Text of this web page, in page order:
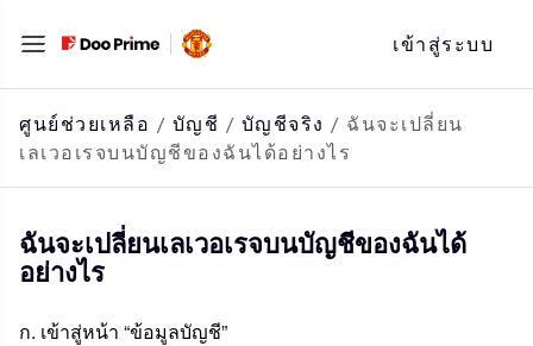
ไป
ที่
เนื้อหา
เข้าสู่ระบบ
ศูนย์ช่วยเหลือ / บัญชี / บัญชีจริง / ฉันจะเปลี่ยน
เลเวอเรจบนบัญชีของฉันได้อย่างไร
ฉันจะเปลี่ยนเลเวอเรจบนบัญชีของฉันได้
อย่างไร
ก. เข้าสู่หน้า “ข้อมูลบัญชี”